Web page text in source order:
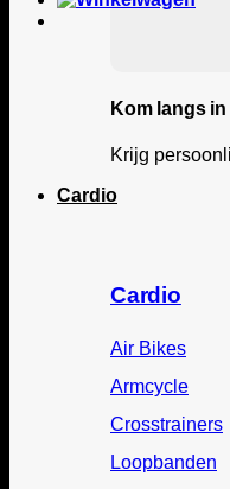
Kom langs
Krijg
Cardio
Cardio
Air Bikes
Armcycle
Crosstrainers
Loopbanden